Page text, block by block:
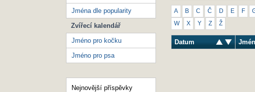
A B C Č D E F
W X Y Z Ž
Datum
Jména dle popularity
Zvířecí kalendář
Jméno pro kočku
Jméno pro psa
Nejnovější příspěvky